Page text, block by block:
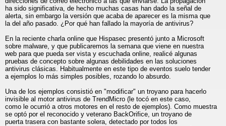
ha sido significativa, de hecho muchas casas han dado la señal de
alerta, sin embargo la versión que acaba de aparecer es la misma que
la del año pasado. ¿Por qué han fallado la mayoría de antivirus?
En la reciente charla online que Hispasec presentó junto a Microsoft
sobre malware, y que publicaremos la semana que viene en nuestra
web para que pueda ser vista y escuchada online, realicé algunas
pruebas de concepto sobre algunas debilidades en las soluciones
antivirus clásicas. Habitualmente en este tipo de eventos suelo tender
a ejemplos lo más simples posibles, rozando lo absurdo.
Una de los ejemplos consistió en "modificar" un troyano para hacerlo
invisible al motor antivirus de TrendMicro (le tocó en este caso,
como le ocurrió a otros motores en el resto de ejemplos). Como muestra
se optó por el reconocido y veterano BackOrifice, un troyano de
puerta trasera con bastante solera, detectado por todos los